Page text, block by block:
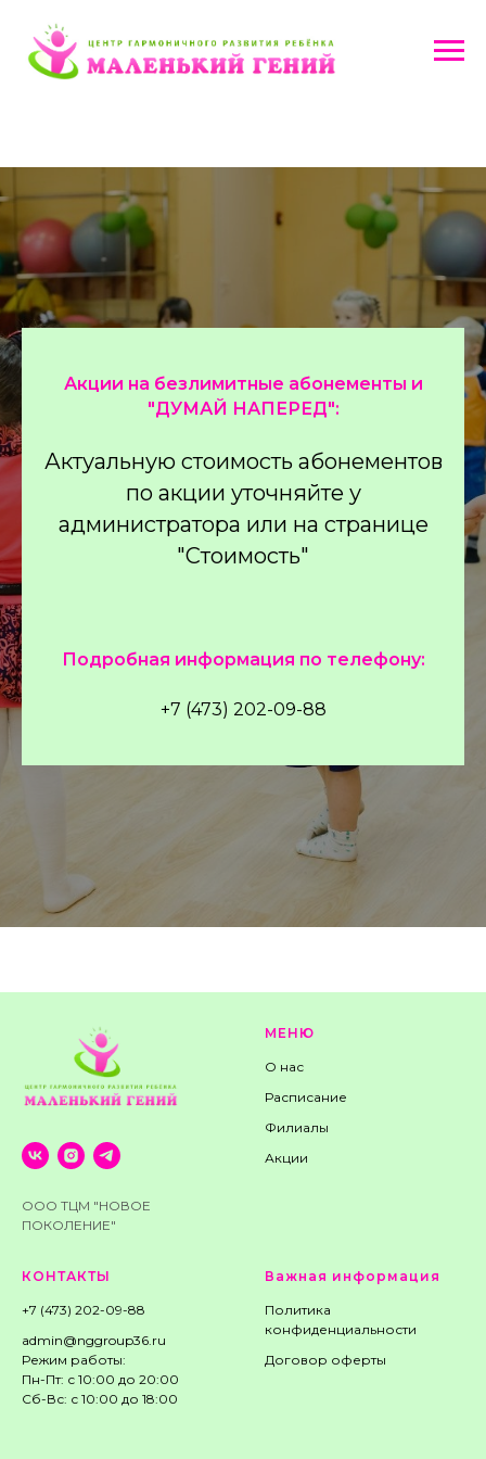
Акции на безлимитные абонементы и
"ДУМАЙ НАПЕРЕД":
Актуальную стоимость абонементов
по акции уточняйте у
администратора или на странице
"Стоимость"
Подробная информация по телефону:
+7 (473) 202-09-88
ООО ТЦМ "НОВОЕ
ПОКОЛЕНИЕ"
МЕНЮ
О нас
Расписание
Филиалы
Акции
КОНТАКТЫ
+7 (473) 202-09-88
admin@nggroup36.ru
Режим работы:
Пн-Пт: с 10:00 до 20:00
Сб-Вс: с 10:00 до 18:00
Важная информация
Политика
конфиденциальности
Договор оферты